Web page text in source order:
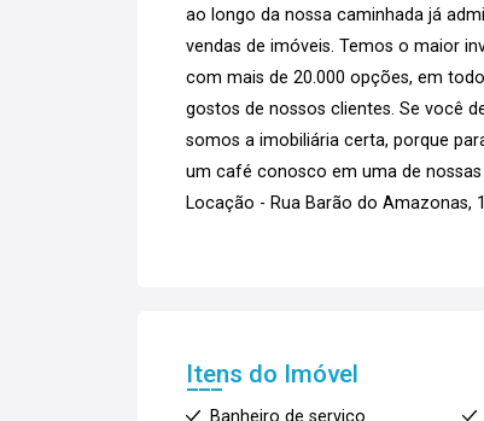
ao longo da nossa caminhada já
vendas de imóveis. Temos o maior
com mais de 20.000 opções, em
gostos de nossos clientes. Se você
somos a imobiliária certa, porque
um café conosco em uma de nossas
Locação - Rua Barão do Amazonas,
Itens do Imóvel
Banheiro de serviço